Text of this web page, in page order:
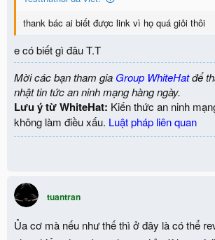
thank bác ai biết được link vì họ quá giỏi thôi
e có biết gì đâu T.T
Mời các bạn tham gia Group WhiteHatđể
nhật tin tức an ninh mạng hàng ngày.
Lưu ý từ WhiteHat: Kiến thức an ninh
không làm điều xấu. Luật pháp liên quan
tuantran
Ủa cơ mà nếu như thế thì ở đây là có thể